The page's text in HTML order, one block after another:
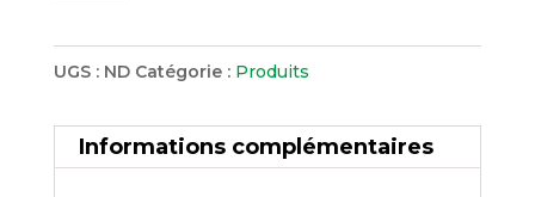
sans
manches
UGS : ND Catégorie : Produits
Informations complémentaires